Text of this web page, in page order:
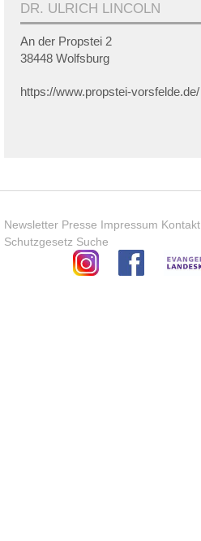
DR. ULRICH LINCOLN
An der Propstei 2
38448 Wolfsburg
https://www.propstei-vorsfelde.de/
Newsletter Presse Impressum Kontakt
Schutzgesetz Suche